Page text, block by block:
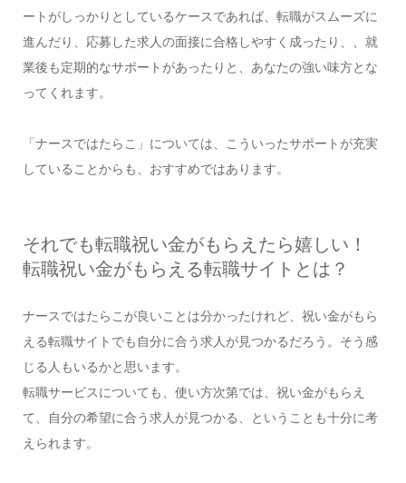
ートがしっかりとしているケースであれば、転職がスムーズに
進んだり、応募した求人の面接に合格しやすく成ったり、、就
業後も定期的なサポートがあったりと、あなたの強い味方とな
ってくれます。
「ナースではたらこ」については、こういったサポートが充実
していることからも、おすすめではあります。
それでも転職祝い金がもらえたら嬉しい！
転職祝い金がもらえる転職サイトとは？
ナースではたらこが良いことは分かったけれど、祝い金がもら
える転職サイトでも自分に合う求人が見つかるだろう。そう感
じる人もいるかと思います。
転職サービスについても、使い方次第では、祝い金がもらえ
て、自分の希望に合う求人が見つかる、ということも十分に考
えられます。